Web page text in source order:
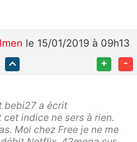
le 15/01/2019 à 09h13
+ -
bebi27 a écrit
indice ne sers à rien.
Moi chez Free je ne me